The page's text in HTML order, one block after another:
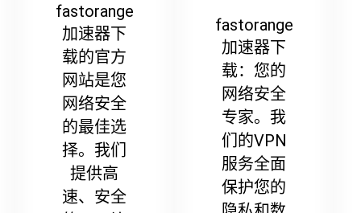
fastorange
加速器下
载的官方
网站是您
网络安全
的最佳选
择。我们
提供高
速、安全
fastorange
加速器下
载：您的
网络安全
专家。我
们的VPN
服务全面
保护您的